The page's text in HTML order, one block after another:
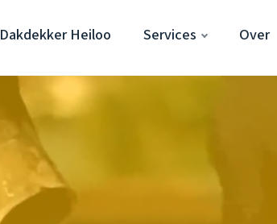
Dakdekker Heiloo Services Over